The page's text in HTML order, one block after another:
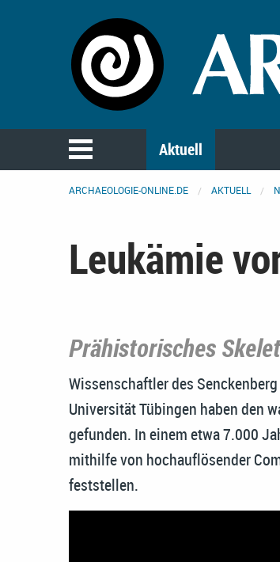
Aktuell
ARCHAEOLOGIE-ONLINE.DE AKTUELL
Leukämie
Prähistorisches
Wissenschaftler des
Universität Tübingen haben den
gefunden. In einem etwa 7.000
mithilfe von hochauflösender
feststellen.